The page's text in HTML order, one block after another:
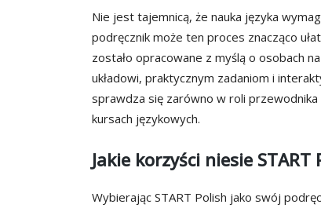
Nie jest tajemnicą, że nauka języka
podręcznik może ten proces znacząco
zostało opracowane z myślą o osobach
układowi, praktycznym zadaniom i
sprawdza się zarówno w roli
kursach językowych.
Jakie korzyści niesie START
Wybierając START Polish jako swój